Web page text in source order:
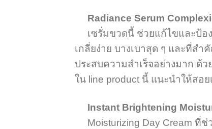
Radiance Serum
เซรั่มขวดนี้ ช่วยแก้ไขและป้อ
เกลี่ยง่าย บางเบาสุด ๆ และที่ส
ประสบความสําเร็จอย่างมาก ด้
ใน line product นี้ แนะนำให้สอ
Instant Brightening
Moisturizing Day Cream ที่ช่